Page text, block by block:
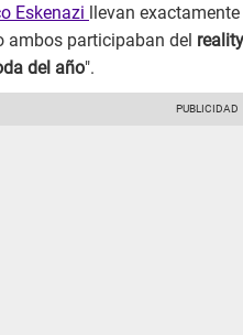
Eskenazi
llevan
participaban del
del año".